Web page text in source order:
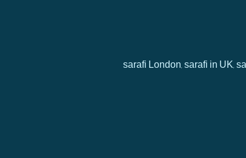
sarafi London, sarafi in UK,